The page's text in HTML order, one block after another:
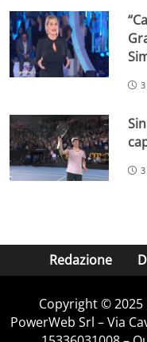
Redazione
Copyright ©
PowerWeb Srl – Via